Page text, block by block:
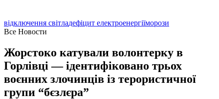
відключення світладефіцит електроенергіїморози
Все Новости
Жорстоко катували волонтерку в
Горлівці — ідентифіковано трьох
воєнних злочинців із терористичної
групи “бєзлєра”